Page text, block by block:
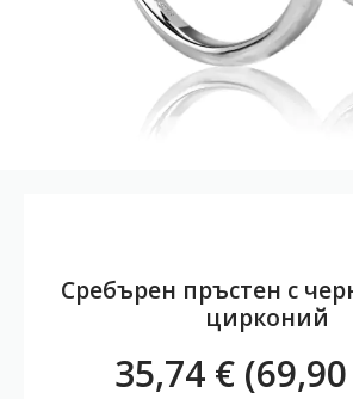
Сребърен пръстен с
цирконий
35,74 €